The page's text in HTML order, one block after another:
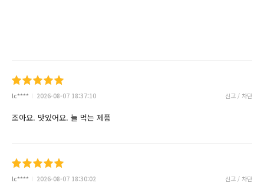
lc**** 2026-08-07 18:37:10 신고 / 차단
조아요. 맛있어요. 늘 먹는 제품
lc**** 2026-08-07 18:30:02 신고 / 차단